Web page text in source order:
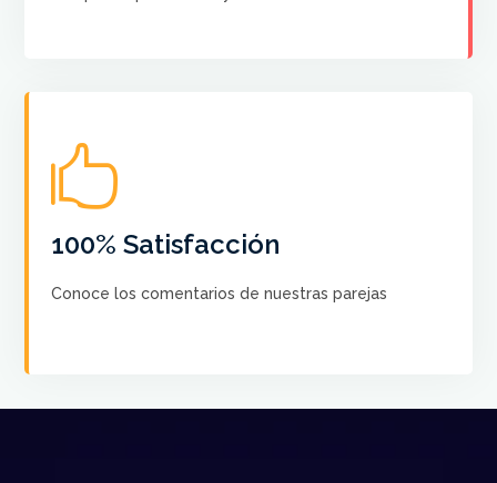

100% Satisfacción
Conoce los comentarios de nuestras parejas
No hay más satisfacción que saber que nuestros
cursos ayudan a crear el Baile de sus sueños a cada
VER COMENTARIOS